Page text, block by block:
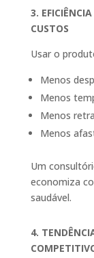
3.
CUSTOS
Usar o
Menos
Menos
Menos
Menos
Um
economiza
saudável.
4.